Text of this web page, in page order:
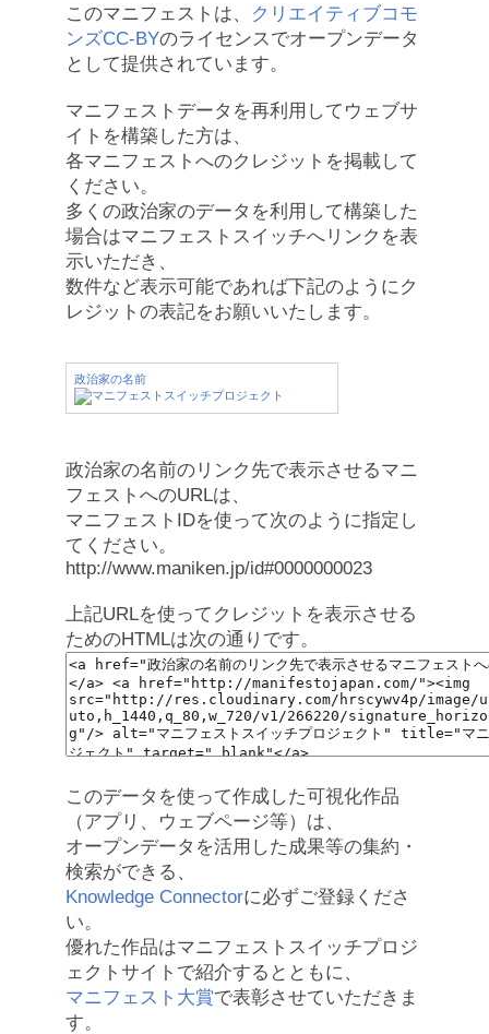
このマニフェストは、
クリエイティブコモ
ンズCC-BYのライセンスでオープンデータ
として提供されています。
マニフェストデータを再利用してウェブサ
イトを構築した方は、
各マニフェストへのクレジットを掲載して
ください。
多くの政治家のデータを利用して構築した
場合はマニフェストスイッチへリンクを表
示いただき、
数件など表示可能であれば下記のようにク
レジットの表記をお願いいたします。
政治家の名前
政治家の名前のリンク先で表示させるマニ
フェストへのURLは、
マニフェストIDを使って次のように指定し
てください。
http://www.maniken.jp/id#0000000023
上記URLを使ってクレジットを表示させる
ためのHTMLは次の通りです。
このデータを使って作成した可視化作品
（アプリ、ウェブページ等）は、
オープンデータを活用した成果等の集約・
検索ができる、
Knowledge Connectorに必ずご登録くださ
い。
優れた作品はマニフェストスイッチプロジ
ェクトサイトで紹介するとともに、
マニフェスト大賞で表彰させていただきま
す。